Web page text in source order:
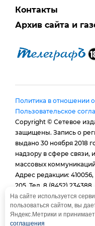
Контакты
Архив сайта и
Политика в отношении
Пользовательское
Copyright © Сетевое
защищены. Запись о
выдано 30 ноября 2018
надзору в сфере
массовых
Адрес редакции:
205. Тел. 8 (8452) 234388.
E-mail:
И.о. главного
При использовании
На сайте используется
пользоваться сайтом, вы
Яндекс.Метрики и
соглашения